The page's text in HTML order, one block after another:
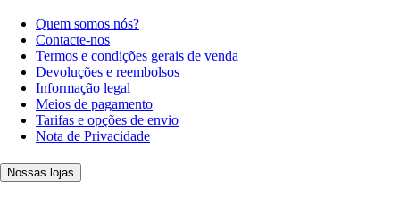
Quem somos nós?
Contacte-nos
Termos e condições gerais de venda
Devoluções e reembolsos
Informação legal
Meios de pagamento
Tarifas e opções de envio
Nota de Privacidade
Nossas lojas